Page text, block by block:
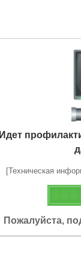
Идет
[Техническая
Пожалуйста,